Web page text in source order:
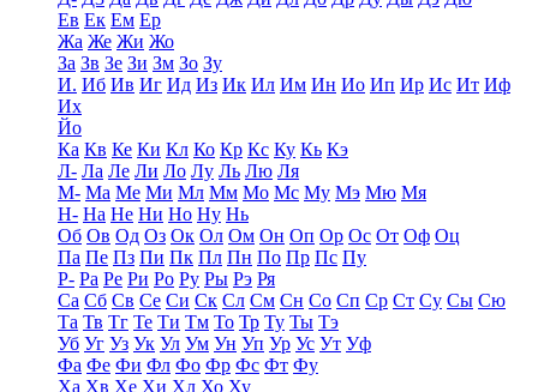
Ев Ек Ем Ер
Жа Же Жи Жо
За Зв Зе Зи Зм Зо Зу
И. Иб Ив Иг Ид Из Ик Ил Им Ин Ио Ип Ир Ис Ит Иф
Их
Йо
Ка Кв Ке Ки Кл Ко Кр Кс Ку Кь Кэ
Л- Ла Ле Ли Ло Лу Ль Лю Ля
М- Ма Ме Ми Мл Мм Мо Мс Му Мэ Мю Мя
Н- На Не Ни Но Ну Нь
Об Ов Од Оз Ок Ол Ом Он Оп Ор Ос От Оф Оц
Па Пе Пз Пи Пк Пл Пн По Пр Пс Пу
Р- Ра Ре Ри Ро Ру Ры Рэ Ря
Са Сб Св Се Си Ск Сл См Сн Со Сп Ср Ст Су Сы Сю
Та Тв Тг Те Ти Тм То Тр Ту Ты Тэ
Уб Уг Уз Ук Ул Ум Ун Уп Ур Ус Ут Уф
Фа Фе Фи Фл Фо Фр Фс Фт Фу
Ха Хв Хе Хи Хл Хо Ху